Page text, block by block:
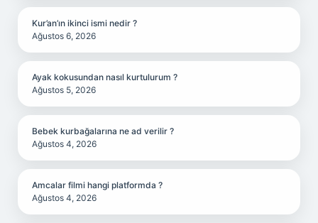
Kur’an’ın ikinci ismi nedir ?
Ağustos 6, 2026
Ayak kokusundan nasıl kurtulurum ?
Ağustos 5, 2026
Bebek kurbağalarına ne ad verilir ?
Ağustos 4, 2026
Amcalar filmi hangi platformda ?
Ağustos 4, 2026